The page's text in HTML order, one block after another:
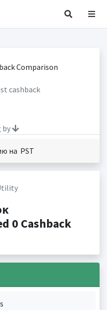
cashback
by
на PST
0 Cashback